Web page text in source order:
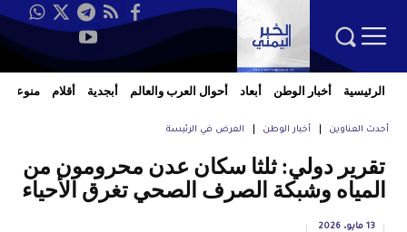
الرئيسية أخبار الوطن أبعاد أحوال العرب والعالم أبجدية أقلام منوعات
أحدث العناوين أخبار الوطن العرض في الرئيسة
تقرير دولي: ثلثا سكان عدن محرومون من
المياه وشبكة الصرف الصحي تغرق الأحياء
13 مايو، 2026